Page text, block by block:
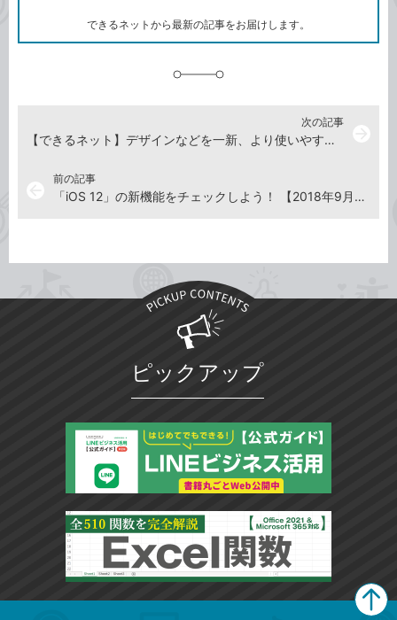
ク
できるネットから最新の記事をお届けします。
前の記事
「iOS 12」の新機能をチェックしよう！ 【2018年9月28日】
次の記事
【できるネット】デザインなどを一新、より使いやすくリニューアル！
ピックアップ